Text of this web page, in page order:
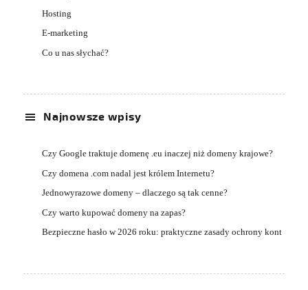
Hosting
E-marketing
Co u nas słychać?
Najnowsze wpisy
Czy Google traktuje domenę .eu inaczej niż domeny krajowe?
Czy domena .com nadal jest królem Internetu?
Jednowyrazowe domeny – dlaczego są tak cenne?
Czy warto kupować domeny na zapas?
Bezpieczne hasło w 2026 roku: praktyczne zasady ochrony kont